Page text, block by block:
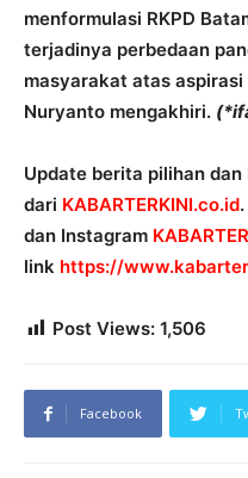
menformulasi RKPD
terjadinya perbedaan
masyarakat atas
Nuryanto mengakhiri.
Update berita pilihan
dari KABARTERKINI.co.id
dan Instagram
link https://
Post Views: 1,506
Facebook